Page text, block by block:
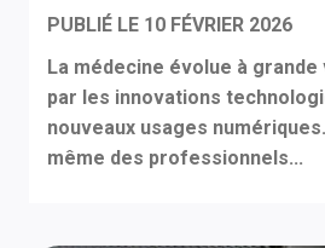
PUBLIÉ LE 10 FÉVRIER 2026
La médecine évolue à
par les innovations
nouveaux usages
même des professionnels...